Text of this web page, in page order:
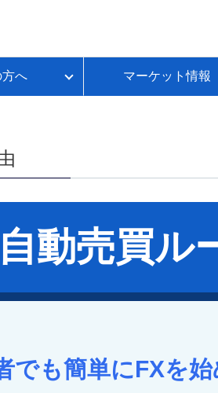
へ
資産運用セルフチェック
マーケット情報
動売買ル
でも簡単にFXを